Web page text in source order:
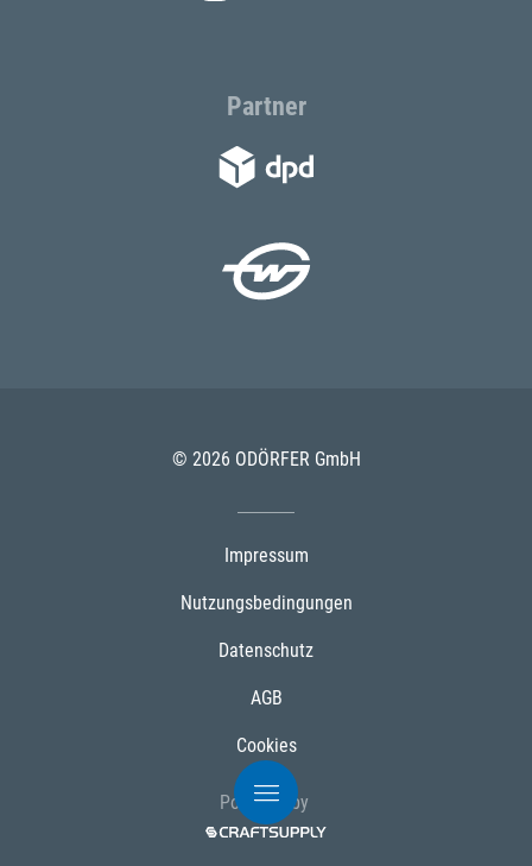
Partner
© 2026 ODÖRFER GmbH
Impressum
Nutzungsbedingungen
Datenschutz
AGB
Cookies
Powered by